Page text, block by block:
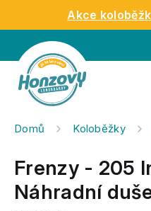
obsah
Akce
Domů Koloběžky
Frenzy - 205
Náhradní